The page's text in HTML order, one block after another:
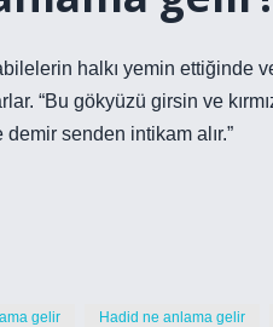
halkı yemin ettiğinde
“Bu gökyüzü girsin ve
senden intikam alır.”
gelir Hadid ne anlama gelir